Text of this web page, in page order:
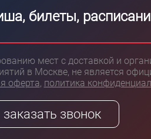
билеты,
мест с доставкой и
в Москве, не является
оферта, политика
заказать звонок